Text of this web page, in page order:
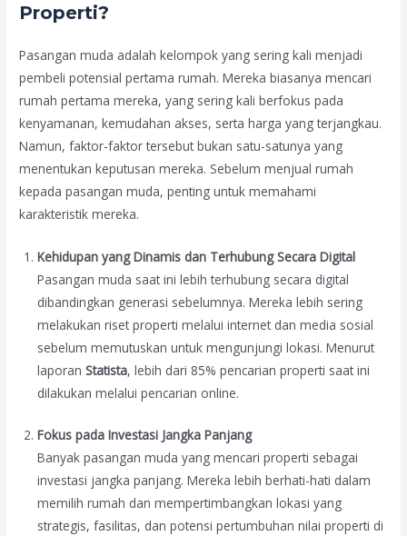
Properti?
Pasangan muda adalah kelompok yang sering kali menjadi
pembeli potensial pertama rumah. Mereka biasanya mencari
rumah pertama mereka, yang sering kali berfokus pada
kenyamanan, kemudahan akses, serta harga yang terjangkau.
Namun, faktor-faktor tersebut bukan satu-satunya yang
menentukan keputusan mereka. Sebelum menjual rumah
kepada pasangan muda, penting untuk memahami
karakteristik mereka.
Kehidupan yang Dinamis dan Terhubung Secara Digital
Pasangan muda saat ini lebih terhubung secara digital
dibandingkan generasi sebelumnya. Mereka lebih sering
melakukan riset properti melalui internet dan media sosial
sebelum memutuskan untuk mengunjungi lokasi. Menurut
laporanStatista, lebih dari 85% pencarian properti saat ini
dilakukan melalui pencarian online.
Fokus pada Investasi Jangka Panjang
Banyak pasangan muda yang mencari properti sebagai
investasi jangka panjang. Mereka lebih berhati-hati dalam
memilih rumah dan mempertimbangkan lokasi yang
strategis, fasilitas, dan potensi pertumbuhan nilai properti di